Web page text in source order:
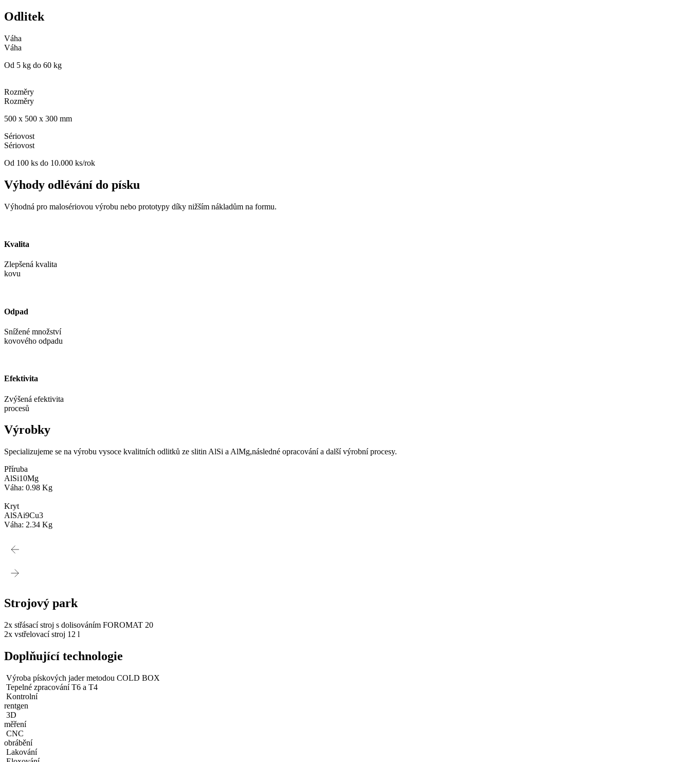
Odlitek
Váha
Váha
Od 5 kg do 60 kg
Rozměry
Rozměry
500 x 500 x 300 mm
Sériovost
Sériovost
Od 100 ks do 10.000 ks/rok
Výhody odlévání do písku
Výhodná pro malosériovou výrobu nebo prototypy díky nižším nákladům na formu.
Kvalita
Zlepšená kvalita
kovu
Odpad
Snížené množství
kovového odpadu
Efektivita
Zvýšená efektivita
procesů
Výrobky
Specializujeme se na výrobu vysoce kvalitních odlitků ze slitin AlSi a AlMg,následné opracování a další výrobní procesy.
Příruba
AlSi10Mg
Váha: 0.98 Kg
Kryt
AlSAi9Cu3
Váha: 2.34 Kg
Strojový park
2x střásací stroj s dolisováním FOROMAT 20
2x vstřelovací stroj 12 l
Doplňující technologie
Výroba pískových jader metodou COLD BOX
Tepelné zpracování T6 a T4
Kontrolní
rentgen
3D
měření
CNC
obrábění
Lakování